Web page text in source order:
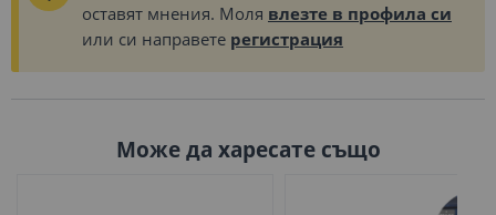
оставят мнения. Моля влезте в профила си
или си направете регистрация
Може да харесате също